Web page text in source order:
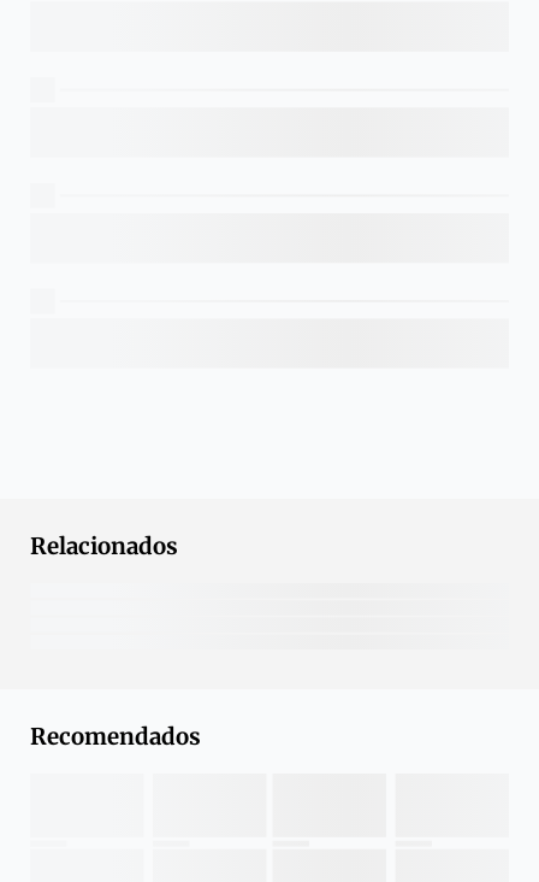
Relacionados
Recomendados